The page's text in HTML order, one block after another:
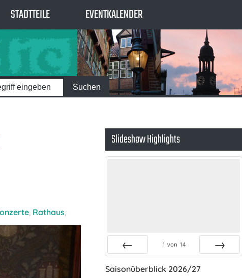
STADTTEILE EVENTKALENDER
, Rathaus,
Slideshow Highlights
1 von 14
Saisonüberblick 2026/27